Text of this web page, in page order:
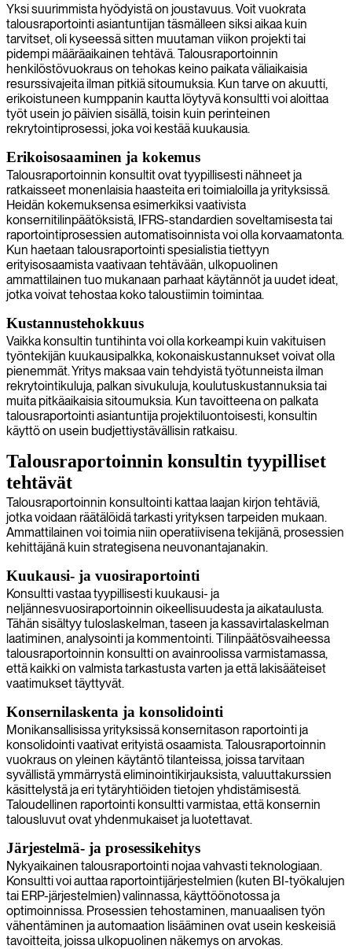
Yksi suurimmista hyödyistä on joustavuus. Voit vuokrata
talousraportointi asiantuntijan täsmälleen siksi aikaa kuin
tarvitset, oli kyseessä sitten muutaman viikon projekti tai
pidempi määräaikainen tehtävä. Talousraportoinnin
henkilöstövuokraus on tehokas keino paikata väliaikaisia
resurssivajeita ilman pitkiä sitoumuksia. Kun tarve on akuutti,
erikoistuneen kumppanin kautta löytyvä konsultti voi aloittaa
työt usein jo päivien sisällä, toisin kuin perinteinen
rekrytointiprosessi, joka voi kestää kuukausia.
Erikoisosaaminen ja kokemus
Talousraportoinnin konsultit ovat tyypillisesti nähneet ja
ratkaisseet monenlaisia haasteita eri toimialoilla ja yrityksissä.
Heidän kokemuksensa esimerkiksi vaativista
konsernitilinpäätöksistä, IFRS-standardien soveltamisesta tai
raportointiprosessien automatisoinnista voi olla korvaamatonta.
Kun haetaan talousraportointi spesialistia tiettyyn
erityisosaamista vaativaan tehtävään, ulkopuolinen
ammattilainen tuo mukanaan parhaat käytännöt ja uudet ideat,
jotka voivat tehostaa koko taloustiimin toimintaa.
Kustannustehokkuus
Vaikka konsultin tuntihinta voi olla korkeampi kuin vakituisen
työntekijän kuukausipalkka, kokonaiskustannukset voivat olla
pienemmät. Yritys maksaa vain tehdyistä työtunneista ilman
rekrytointikuluja, palkan sivukuluja, koulutuskustannuksia tai
muita pitkäaikaisia sitoumuksia. Kun tavoitteena on palkata
talousraportointi asiantuntija projektiluontoisesti, konsultin
käyttö on usein budjettiystävällisin ratkaisu.
Talousraportoinnin konsultin tyypilliset
tehtävät
Talousraportoinnin konsultointi kattaa laajan kirjon tehtäviä,
jotka voidaan räätälöidä tarkasti yrityksen tarpeiden mukaan.
Ammattilainen voi toimia niin operatiivisena tekijänä, prosessien
kehittäjänä kuin strategisena neuvonantajanakin.
Kuukausi- ja vuosiraportointi
Konsultti vastaa tyypillisesti kuukausi- ja
neljännesvuosiraportoinnin oikeellisuudesta ja aikataulusta.
Tähän sisältyy tuloslaskelman, taseen ja kassavirtalaskelman
laatiminen, analysointi ja kommentointi. Tilinpäätösvaiheessa
talousraportoinnin konsultti on avainroolissa varmistamassa,
että kaikki on valmista tarkastusta varten ja että lakisääteiset
vaatimukset täyttyvät.
Konsernilaskenta ja konsolidointi
Monikansallisissa yrityksissä konsernitason raportointi ja
konsolidointi vaativat erityistä osaamista. Talousraportoinnin
vuokraus on yleinen käytäntö tilanteissa, joissa tarvitaan
syvällistä ymmärrystä eliminointikirjauksista, valuuttakurssien
käsittelystä ja eri tytäryhtiöiden tietojen yhdistämisestä.
Taloudellinen raportointi konsultti varmistaa, että konsernin
talousluvut ovat yhdenmukaiset ja luotettavat.
Järjestelmä- ja prosessikehitys
Nykyaikainen talousraportointi nojaa vahvasti teknologiaan.
Konsultti voi auttaa raportointijärjestelmien (kuten BI-työkalujen
tai ERP-järjestelmien) valinnassa, käyttöönotossa ja
optimoinnissa. Prosessien tehostaminen, manuaalisen työn
vähentäminen ja automaation lisääminen ovat usein keskeisiä
tavoitteita, joissa ulkopuolinen näkemys on arvokas.